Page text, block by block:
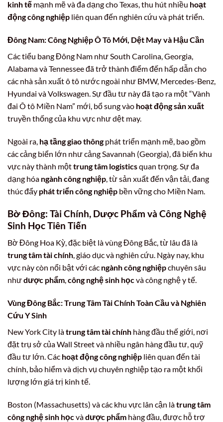
kinh tế mạnh mẽ và đa dạng cho Texas, thu hút nhiều hoạt
động công nghiệp liên quan đến nghiên cứu và phát triển.
Đông Nam:Công Nghiệp Ô Tô Mới, Dệt May và Hậu Cần
Các tiểu bang Đông Nam như South Carolina, Georgia,
Alabama và Tennessee đã trở thành điểm đến hấp dẫn cho
các nhà sản xuất ô tô nước ngoài như BMW, Mercedes-Benz,
Hyundai và Volkswagen. Sự đầu tư này đã tạo ra một “Vành
đai Ô tô Miền Nam” mới, bổ sung vào hoạt động sản xuất
truyền thống của khu vực như dệt may.
Ngoài ra, hạ tầng giao thôngphát triển mạnh mẽ, bao gồm
các cảng biển lớn như cảng Savannah (Georgia), đã biến khu
vực này thành mộttrung tâm logisticsquan trọng. Sự đa
dạng hóa ngành công nghiệp, từ sản xuất đến vận tải, đang
thúc đẩy phát triển công nghiệp bền vững cho Miền Nam.
Bờ Đông: Tài Chính, Dược Phẩm và Công Nghệ
Sinh Học Tiên Tiến
Bờ Đông Hoa Kỳ, đặc biệt là vùng Đông Bắc, từ lâu đã là
trung tâm tài chính, giáo dục và nghiên cứu. Ngày nay, khu
vực này còn nổi bật với các ngành công nghiệpchuyên sâu
nhưdược phẩm,công nghệ sinh họcvà công nghệ y tế.
Vùng Đông Bắc: Trung TâmTài Chính Toàn Cầu và Nghiên
Cứu Y Sinh
New York City làtrung tâm tài chính hàng đầu thế giới, nơi
đặt trụ sở của Wall Street và nhiều ngân hàng đầu tư, quỹ
đầu tư lớn. Các hoạt động công nghiệp liên quan đến tài
chính, bảo hiểm và dịch vụ chuyên nghiệp tạo ra một khối
lượng lớn giá trị kinh tế.
Boston (Massachusetts) và các khu vực lân cận làtrung tâm
công nghệ sinh họcvàdược phẩm hàng đầu, được hỗ trợ